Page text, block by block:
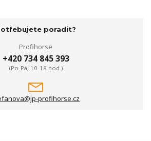
poradit?
Profihorse
+420 734 845 393
(Po-Pá, 10-18 hod.)
profihorse.cz